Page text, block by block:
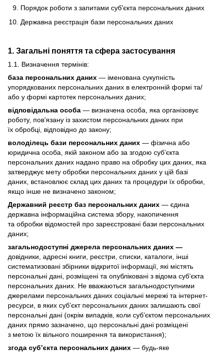
Порядок роботи з запитами суб'єкта персональних даних
Державна реєстрація бази персональних даних
1. Загальні поняття та сфера застосування
1.1. Визначення термінів:
база персональних даних — іменована сукупність
упорядкованих персональних даних в електронній формі та/
або у формі картотек персональних даних;
відповідальна особа — визначена особа, яка організовує
роботу, пов’язану із захистом персональних даних при
їх обробці, відповідно до закону;
володілець бази персональних даних — фізична або
юридична особа, якій законом або за згодою суб’єкта
персональних даних надано право на обробку цих даних, яка
затверджує мету обробки персональних даних у цій базі
даних, встановлює склад цих даних та процедури їх обробки,
якщо інше не визначено законом;
Державний реєстр баз персональних даних — єдина
державна інформаційна система збору, накопичення
та обробки відомостей про зареєстровані бази персональних
даних;
загальнодоступні джерела персональних даних —
довідники, адресні книги, реєстри, списки, каталоги, інші
систематизовані збірники відкритої інформації, які містять
персональні дані, розміщені та опубліковані з відома суб’єкта
персональних даних. Не вважаються загальнодоступними
джерелами персональних даних соціальні мережі та інтернет-
ресурси, в яких суб’єкт персональних даних залишають свої
персональні дані (окрім випадків, коли суб’єктом персональних
даних прямо зазначено, що персональні дані розміщені
з метою їх вільного поширення та використання);
згода суб’єкта персональних даних — будь-яке